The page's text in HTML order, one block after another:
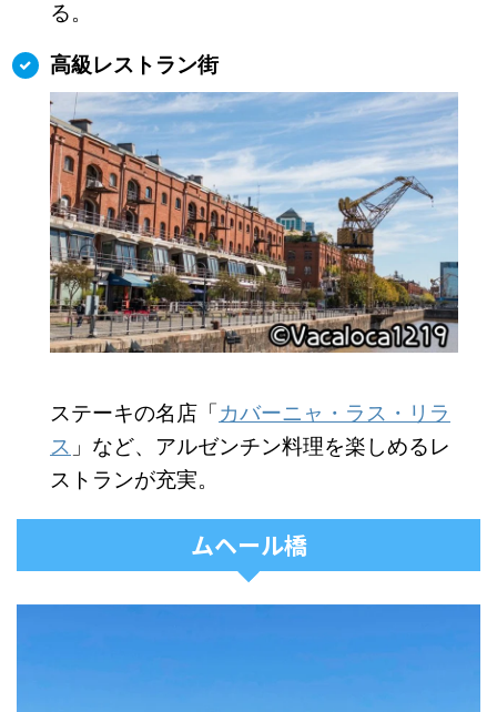
る。
高級レストラン街
ステーキの名店「カバーニャ・ラス・リラ
ス 」など、アルゼンチン料理を楽しめるレ
ストランが充実。
ムヘール橋